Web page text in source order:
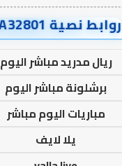
روابط نصية AA32801
ريال مدريد مباشر اليوم
برشلونة مباشر اليوم
مباريات اليوم مباشر
يلا لايف